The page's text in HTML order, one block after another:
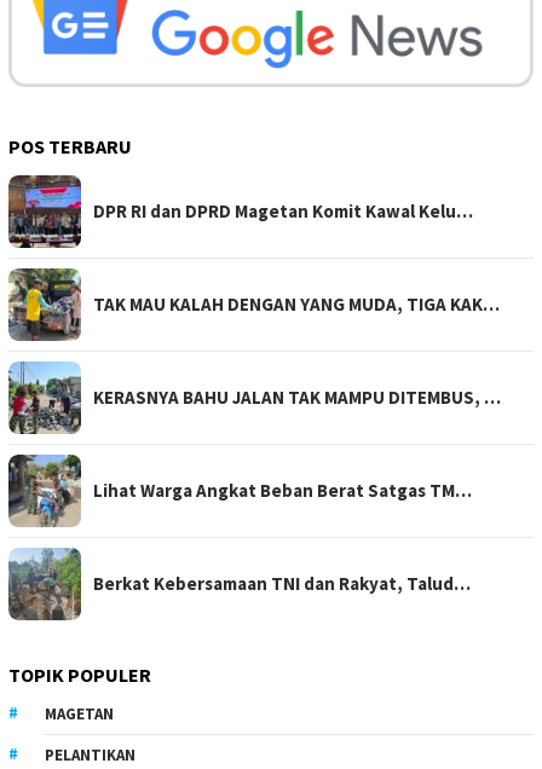
POS TERBARU
DPR RI dan DPRD Magetan Komit Kawal Kelu…
TAK MAU KALAH DENGAN YANG MUDA, TIGA KAK…
KERASNYA BAHU JALAN TAK MAMPU DITEMBUS, …
Lihat Warga Angkat Beban Berat Satgas TM…
Berkat Kebersamaan TNI dan Rakyat, Talud…
TOPIK POPULER
MAGETAN
PELANTIKAN